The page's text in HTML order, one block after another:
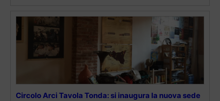
Circolo Arci Tavola Tonda: si inaugura la nuova sede